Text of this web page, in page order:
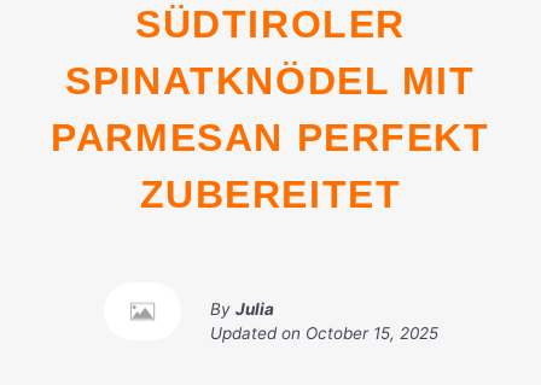
SÜDTIROLER
SPINATKNÖDEL MIT
PARMESAN PERFEKT
ZUBEREITET
By Julia
Updated on October 15, 2025